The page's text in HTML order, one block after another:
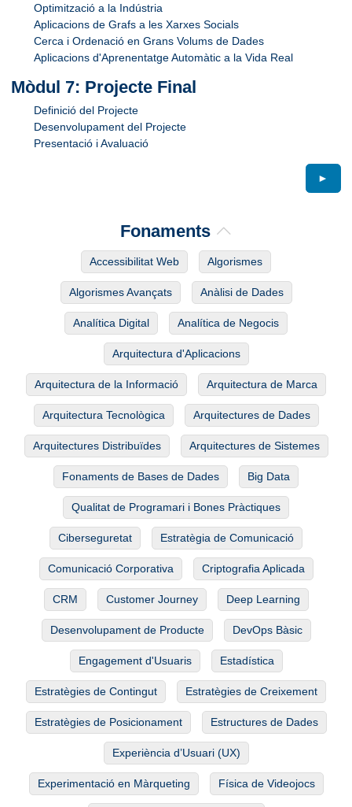
Optimització a la Indústria
Aplicacions de Grafs a les Xarxes Socials
Cerca i Ordenació en Grans Volums de Dades
Aplicacions d'Aprenentatge Automàtic a la Vida Real
Mòdul 7: Projecte Final
Definició del Projecte
Desenvolupament del Projecte
Presentació i Avaluació
►
Fonaments
Accessibilitat Web Algorismes
Algorismes Avançats Anàlisi de Dades
Analítica Digital Analítica de Negocis
Arquitectura d'Aplicacions
Arquitectura de la Informació Arquitectura de Marca
Arquitectura Tecnològica Arquitectures de Dades
Arquitectures Distribuïdes Arquitectures de Sistemes
Fonaments de Bases de Dades Big Data
Qualitat de Programari i Bones Pràctiques
Ciberseguretat Estratègia de Comunicació
Comunicació Corporativa Criptografia Aplicada
CRM Customer Journey Deep Learning
Desenvolupament de Producte DevOps Bàsic
Engagement d'Usuaris Estadística
Estratègies de Contingut Estratègies de Creixement
Estratègies de Posicionament Estructures de Dades
Experiència d’Usuari (UX)
Experimentació en Màrqueting Física de Videojocs